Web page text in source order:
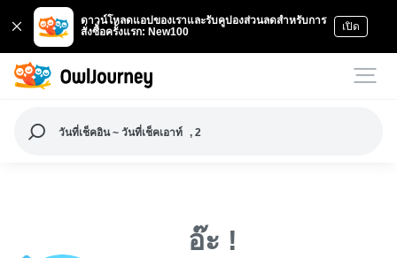
ดาวน์โหลดแอปของเราและรับคูปองส่วนลดสำหรับการ
สั่งซื้อครั้งแรก: New100
เปิด
วันที่เช็คอิน ~ วันที่เช็คเอาท์ , 2
อ๊ะ !